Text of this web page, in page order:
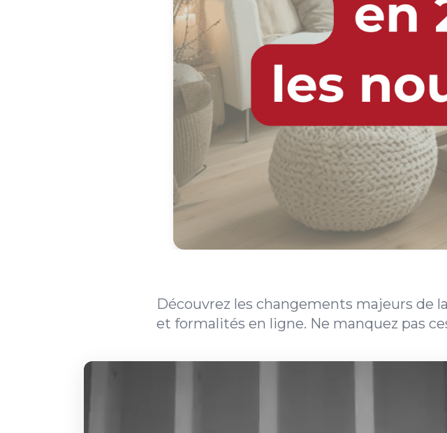
Découvrez les changements majeurs de
et formalités en ligne. Ne manquez pas